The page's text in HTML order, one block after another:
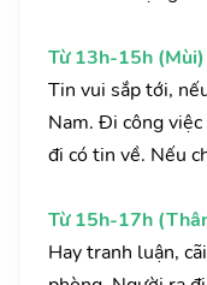
Từ 13h-15h
Tin vui sắp tới,
Nam. Đi công
đi có tin về. Nếu
Từ 15h-17h
Hay tranh luận,